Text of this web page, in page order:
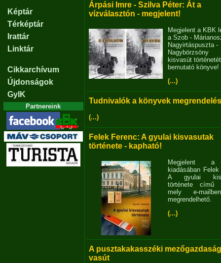
Képtár
Térképtár
Irattár
Linktár
Cikkarchívum
Újdonságok
GyIK
Partnereink
Árpási Imre - Szilva Péter: Át a
vízválasztón - megjelent!
Megjelent a KBK
a Szob -
Nagyirtáspuszta -
Nagybörzsöny
kisvasút történetét
bemutató könyve!
(...)
Tudnivalók a könyvek
(...)
Felek Ferenc: A gyulai kisvasutak
története - kapható!
Megjelent
kiadásában
A gyulai
története című
mely e-
megrendelhető.
(...)
A pusztakakasszéki
vasút